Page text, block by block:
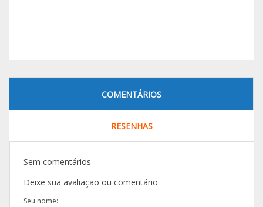
COMENTÁRIOS
RESENHAS
Sem comentários
Deixe sua avaliação ou comentário
Seu nome: